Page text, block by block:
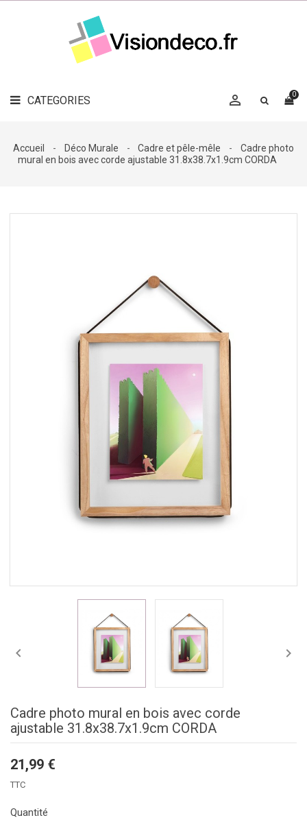
CATEGORIES 0

LE
MAG
DÉCO

DÉCO
Accueil Déco Murale Cadre et pêle-mêle
Cadre photo
mural en bois avec corde ajustable 31.8x38.7x1.9cm CORDA
 
Cadre photo mural en bois avec corde
ajustable 31.8x38.7x1.9cm CORDA
21,99 €
TTC
Quantité